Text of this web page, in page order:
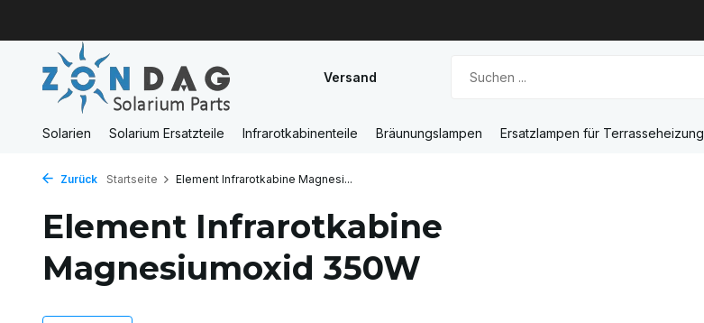
Versand
Solarien Solarium Ersatzteile Infrarotkabinenteile Bräunungslampen Ersatzlampen für Terrasseheizung
Zurück Startseite Element Infrarotkabine Magnesi...
Element Infrarotkabine
Magnesiumoxid 350W